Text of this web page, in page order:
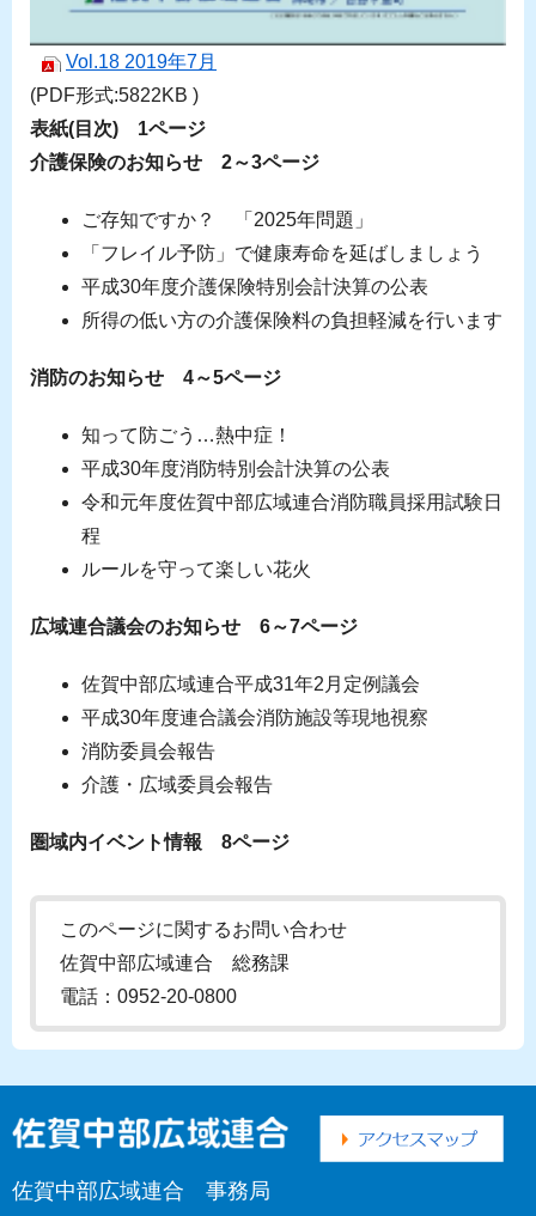
Vol.18 2019年7月
(PDF形式:5822KB )
表紙(目次) 1ページ
介護保険のお知らせ 2～3ページ
ご存知ですか？ 「2025年問題」
「フレイル予防」で健康寿命を延ばしましょう
平成30年度介護保険特別会計決算の公表
所得の低い方の介護保険料の負担軽減を行います
消防のお知らせ 4～5ページ
知って防ごう…熱中症！
平成30年度消防特別会計決算の公表
令和元年度佐賀中部広域連合消防職員採用試験日
程
ルールを守って楽しい花火
広域連合議会のお知らせ 6～7ページ
佐賀中部広域連合平成31年2月定例議会
平成30年度連合議会消防施設等現地視察
消防委員会報告
介護・広域委員会報告
圏域内イベント情報 8ページ
このページに関するお問い合わせ
佐賀中部広域連合 総務課
電話：0952-20-0800
佐賀中部広域連合 事務局